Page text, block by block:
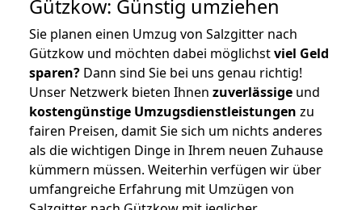
Gützkow: Günstig umziehen
Sie planen einen Umzug von Salzgitter nach
Gützkow und möchten dabei möglichstviel Geld
sparen? Dann sind Sie bei uns genau richtig!
Unser Netzwerk bieten Ihnen zuverlässige und
kostengünstige Umzugsdienstleistungen zu
fairen Preisen, damit Sie sich um nichts anderes
als die wichtigen Dinge in Ihrem neuen Zuhause
kümmern müssen. Weiterhin verfügen wir über
umfangreiche Erfahrung mit Umzügen von